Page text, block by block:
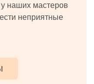
наших мастеров
неприятные